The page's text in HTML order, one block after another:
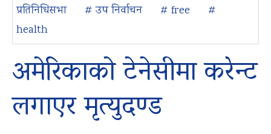
प्रतिनिधिसभा
# उप निर्वाचन # free
#
health
अमेरिकाको टेनेसीमा करेन्ट
लगाएर मृत्युदण्ड